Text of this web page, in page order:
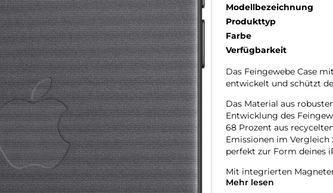
Modellbezeichnung
Produkttyp
Farbe
Verfügbarkeit
Das Feingewebe Case
entwickelt und schützt
Das Material aus
Entwicklung des
68 Prozent aus
Emissionen im Vergleich
perfekt zur Form deines
Mit integrierten
ganz einfach und sorgt
Mehr lesen